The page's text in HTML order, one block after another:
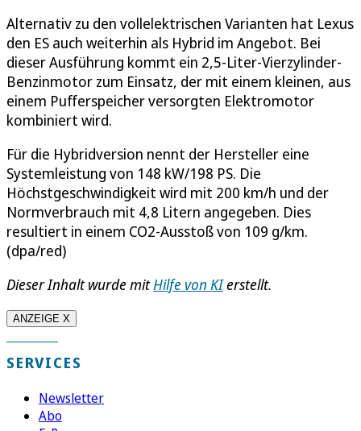
Alternativ zu den vollelektrischen Varianten hat Lexus
den ES auch weiterhin als Hybrid im Angebot. Bei
dieser Ausführung kommt ein 2,5-Liter-Vierzylinder-
Benzinmotor zum Einsatz, der mit einem kleinen, aus
einem Pufferspeicher versorgten Elektromotor
kombiniert wird.
Für die Hybridversion nennt der Hersteller eine
Systemleistung von 148 kW/198 PS. Die
Höchstgeschwindigkeit wird mit 200 km/h und der
Normverbrauch mit 4,8 Litern angegeben. Dies
resultiert in einem CO2-Ausstoß von 109 g/km.
(dpa/red)
Dieser Inhalt wurde mitHilfe von KIerstellt.
ANZEIGE X
SERVICES
Newsletter
Abo